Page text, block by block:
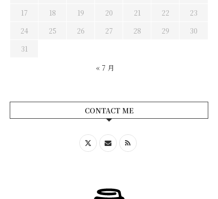
17
18 19 20 21 22
23
24
25 26 27 28 29
30
31
« 7 月
CONTACT ME